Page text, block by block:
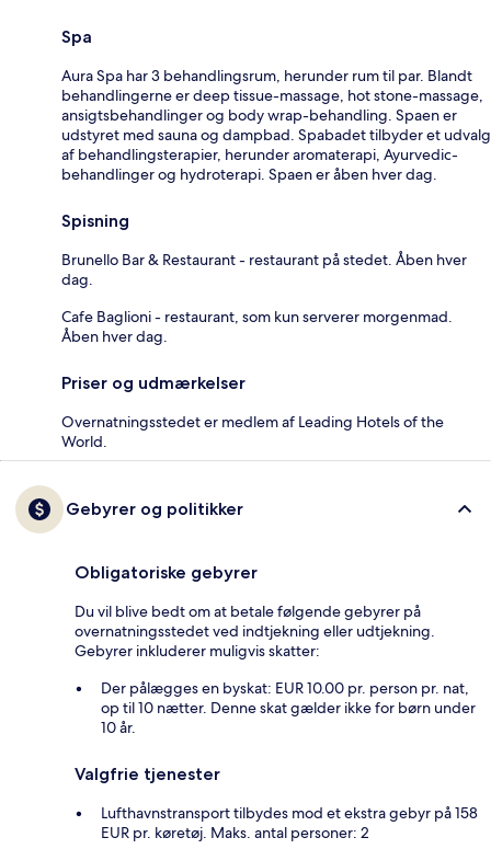
Spa
Aura Spa har 3 behandlingsrum, herunder rum til par. Blandt
behandlingerne er deep tissue-massage, hot stone-massage,
ansigtsbehandlinger og body wrap-behandling. Spaen er
udstyret med sauna og dampbad. Spabadet tilbyder et udvalg
af behandlingsterapier, herunder aromaterapi, Ayurvedic-
behandlinger og hydroterapi. Spaen er åben hver dag.
Spisning
Brunello Bar & Restaurant - restaurant på stedet. Åben hver
dag.
Cafe Baglioni - restaurant, som kun serverer morgenmad.
Åben hver dag.
Priser og udmærkelser
Overnatningsstedet er medlem af Leading Hotels of the
World.
Gebyrer og politikker
Obligatoriske gebyrer
Du vil blive bedt om at betale følgende gebyrer på
overnatningsstedet ved indtjekning eller udtjekning.
Gebyrer inkluderer muligvis skatter:
Der pålægges en byskat: EUR 10.00 pr. person pr. nat,
op til 10 nætter. Denne skat gælder ikke for børn under
10 år.
Valgfrie tjenester
Lufthavnstransport tilbydes mod et ekstra gebyr på 158
EUR pr. køretøj. Maks. antal personer: 2